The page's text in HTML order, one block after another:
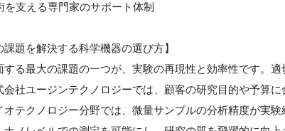
を支える専門家のサポート体制
課題を解決する科学機器の選び方】
する最大の課題の一つが、実験の再現性と効率性です。
会社ユージンテクノロジーでは、顧客の研究目的や予算
オテクノロジー分野では、微量サンプルの分析精度が実